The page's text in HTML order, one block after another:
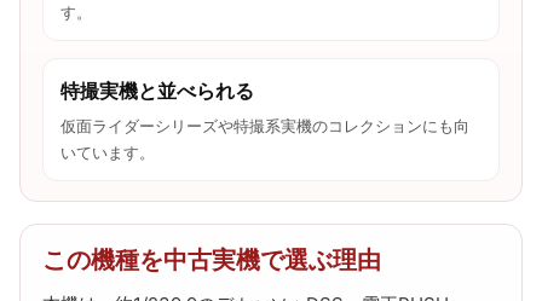
す。
特撮実機と並べられる
仮面ライダーシリーズや特撮系実機のコレクションにも向
いています。
この機種を中古実機で選ぶ理由